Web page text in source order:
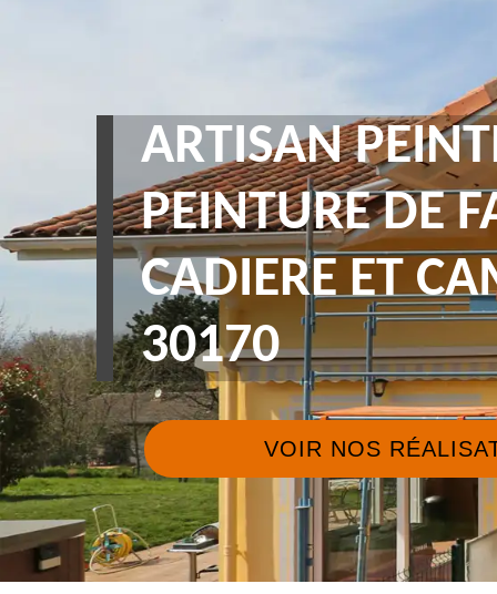
ARTISAN
PEINTURE DE
CADIERE ET
30170
VOIR NOS